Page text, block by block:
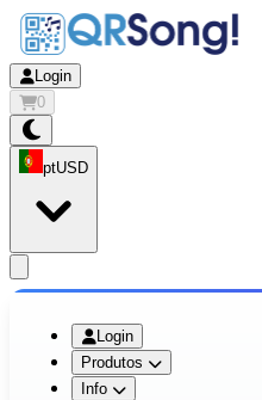
Login
0
ptUSD
Login
Produtos
Info